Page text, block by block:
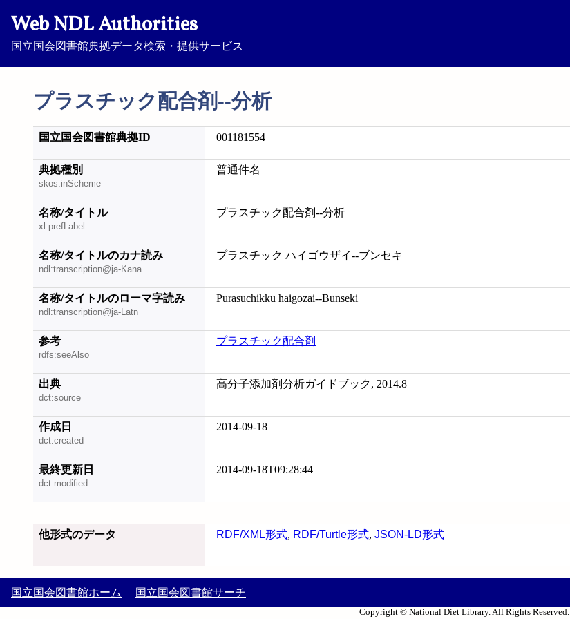
Web NDL Authorities
国立国会図書館典拠データ検索・提供サービス
プラスチック配合剤--分析
国立国会図書館典拠ID 001181554
典拠種別
skos:inScheme
普通件名
名称/タイトル
xl:prefLabel
プラスチック配合剤--分析
名称/タイトルのカナ読み
ndl:transcription@ja-Kana
プラスチック ハイゴウザイ--ブンセキ
名称/タイトルのローマ字読み
ndl:transcription@ja-Latn
Purasuchikku haigozai--Bunseki
参考
rdfs:seeAlso
プラスチック配合剤
出典
dct:source
高分子添加剤分析ガイドブック, 2014.8
作成日
dct:created
2014-09-18
最終更新日
dct:modified
2014-09-18T09:28:44
他形式のデータ RDF/XML形式, RDF/Turtle形式, JSON-LD形式
国立国会図書館ホーム 国立国会図書館サーチ
Copyright © National Diet Library. All Rights Reserved.